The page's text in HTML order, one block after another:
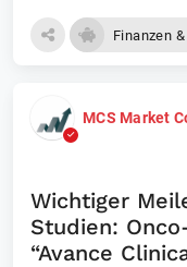
Finanzen
Wichtiger
Studien:
“Avance